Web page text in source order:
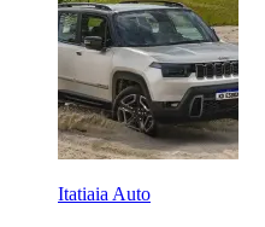
Itatiaia Auto